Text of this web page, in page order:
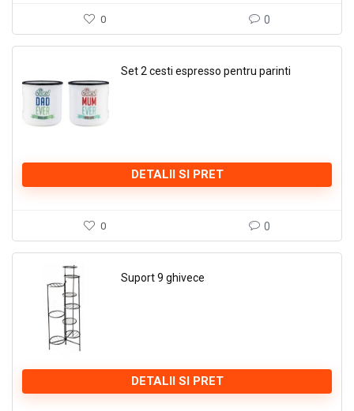
0 0
Set 2 cesti espresso pentru parinti
DETALII SI PRET
0 0
Suport 9 ghivece
DETALII SI PRET